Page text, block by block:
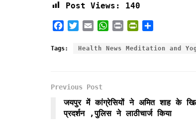
Post Views:
140
c
o
k
i
r
a
a
p
i
i
i
e
a
Tags: Health News Meditation and
Previous Post
जयपुर में कांग्रेसियों ने अमित शाह के
प्रदर्शन ,पुलिस ने लाठीचार्ज किया